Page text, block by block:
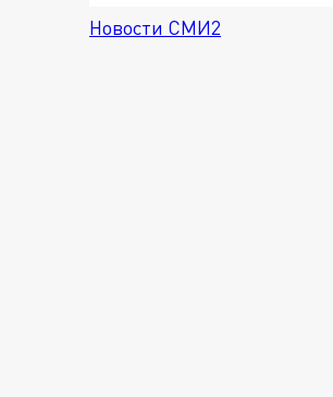
Новости СМИ2